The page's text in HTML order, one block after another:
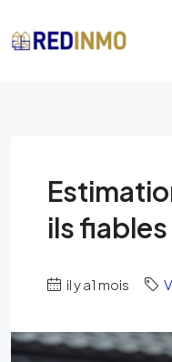
ils
il y a1 mois